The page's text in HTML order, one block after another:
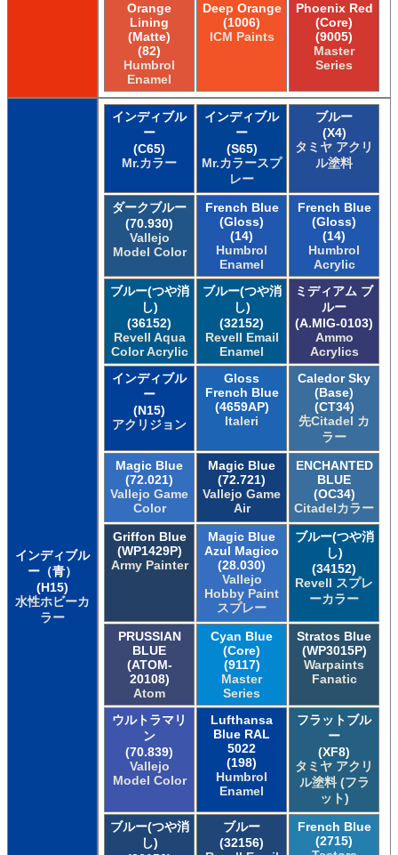
Orange
Lining
(Matte)
(82)
Humbrol
Enamel
Deep Orange
(1006)
ICM Paints
Phoenix Red
(Core)
(9005)
Master
Series
インディブル
ー（青）
(H15)
水性ホビーカ
ラー
インディブル
ー
(C65)
Mr.カラー
インディブル
ー
(S65)
Mr.カラースプ
レー
ブルー
(X4)
タミヤ アクリ
ル塗料
ダークブルー
(70.930)
Vallejo
Model Color
French Blue
(Gloss)
(14)
Humbrol
Enamel
French Blue
(Gloss)
(14)
Humbrol
Acrylic
ブルー(つや消
し)
(36152)
Revell Aqua
Color Acrylic
ブルー(つや消
し)
(32152)
Revell Email
Enamel
ミディアム ブ
ルー
(A.MIG-0103)
Ammo
Acrylics
インディブル
ー
(N15)
アクリジョン
Gloss
French Blue
(4659AP)
Italeri
Caledor Sky
(Base)
(CT34)
先Citadel カ
ラー
Magic Blue
(72.021)
Vallejo Game
Color
Magic Blue
(72.721)
Vallejo Game
Air
ENCHANTED
BLUE
(OC34)
Citadelカラー
Griffon Blue
(WP1429P)
Army Painter
Magic Blue
Azul Magico
(28.030)
Vallejo
Hobby Paint
スプレー
ブルー(つや消
し)
(34152)
Revell スプレ
ーカラー
PRUSSIAN
BLUE
(ATOM-
20108)
Atom
Cyan Blue
(Core)
(9117)
Master
Series
Stratos Blue
(WP3015P)
Warpaints
Fanatic
ウルトラマリ
ン
(70.839)
Vallejo
Model Color
Lufthansa
Blue RAL
5022
(198)
Humbrol
Enamel
フラットブル
ー
(XF8)
タミヤ アクリ
ル塗料 (フラ
ット)
ブルー(つや消
し)
ブルー
(32156)
French Blue
(2715)